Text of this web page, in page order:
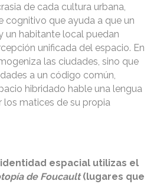
de cada cultura urbana,
cognitivo que ayuda a que un
un habitante local puedan
unificada del espacio. En
las ciudades, sino que
a un código común,
hibridado hable una lengua
los matices de su propia
espacial utilizas el
de Foucault(lugares que